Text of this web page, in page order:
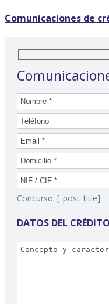
Comunicaciones de
Concurso: [_post_title]
DATOS DEL CRÉDITO